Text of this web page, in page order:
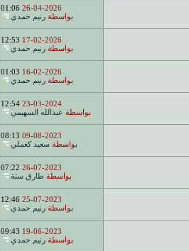
26-04-2026
01:06
بواسطة رنيم حمدي
17-02-2026
12:53
بواسطة رنيم حمدي
16-02-2026
01:03
بواسطة رنيم حمدي
23-03-2024
12:54
بواسطة عبدالله السهيمي
09-08-2023
08:13
بواسطة سعيد كعملي
26-07-2023
07:22
بواسطة طارق ستة
25-07-2023
12:46
بواسطة رنيم حمدي
19-06-2023
09:43
بواسطة رنيم حمدي